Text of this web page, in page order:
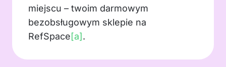
miejscu – twoim darmowym
bezobsługowym sklepie na
RefSpace[a] .